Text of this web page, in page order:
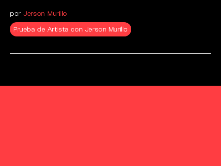
por Jerson Murillo
Prueba de Artista con Jerson Murillo